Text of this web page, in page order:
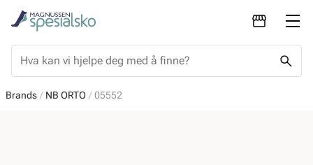
Brands NB ORTO 05552